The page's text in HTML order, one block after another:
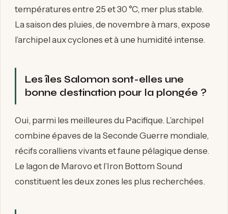
températures entre 25 et 30 °C, mer plus stable.
La saison des pluies, de novembre à mars, expose
l’archipel aux cyclones et à une humidité intense.
Les îles Salomon sont-elles une
bonne destination pour la plongée ?
Oui, parmi les meilleures du Pacifique. L’archipel
combine épaves de la Seconde Guerre mondiale,
récifs coralliens vivants et faune pélagique dense.
Le lagon de Marovo et l’Iron Bottom Sound
constituent les deux zones les plus recherchées.